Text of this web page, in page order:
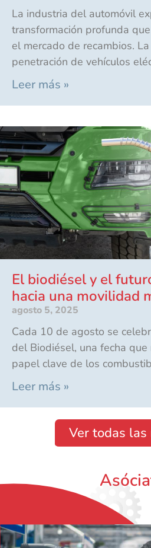
La industria del automóvil
transformación profunda
el mercado de recambios.
penetración de vehículos
Leer más »
El biodiésel y el
hacia una movilidad
agosto 5, 2025
Cada 10 de agosto se
del Biodiésel, una fecha
papel clave de los
Leer más »
Ver todas las